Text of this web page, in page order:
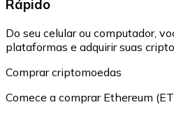
Rápido
Do seu celular ou computador,
plataformas e adquirir suas
Comprar criptomoedas
Comece a comprar Ethereum